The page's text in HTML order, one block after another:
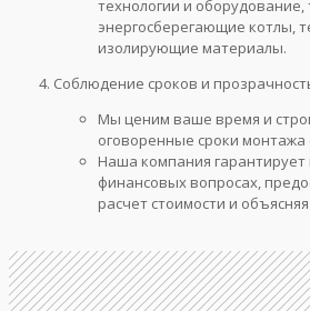
технологии и оборудование,
энергосберегающие котлы,
изолирующие материалы.
Соблюдение сроков и
Мы ценим ваше время и
оговоренные сроки монтажа
Наша компания гарантирует
финансовых вопросах,
расчет стоимости и